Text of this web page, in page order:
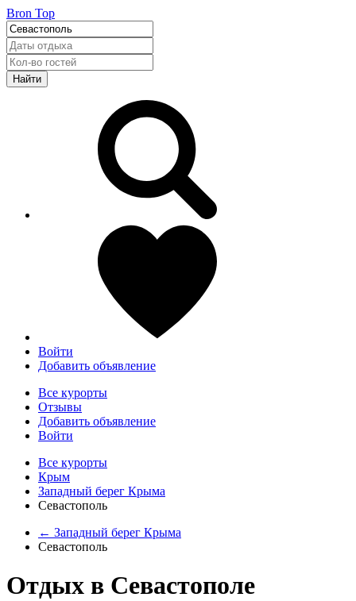
Bron Top
Найти
Войти
Добавить объявление
Все курорты
Отзывы
Добавить объявление
Войти
Все курорты
Крым
Западный берег Крыма
Севастополь
← Западный берег Крыма
Севастополь
Отдых в Севастополе